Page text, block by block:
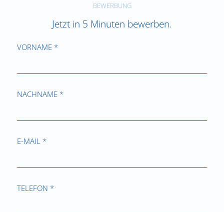
BEWERBUNG
Jetzt in 5 Minuten bewerben.
VORNAME *
NACHNAME *
E-MAIL *
TELEFON *